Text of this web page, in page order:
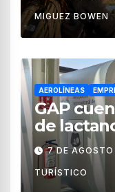
MIGUEZ BOWEN
AEROLÍNEAS
GAP
de
de7 DE
TURÍSTICO